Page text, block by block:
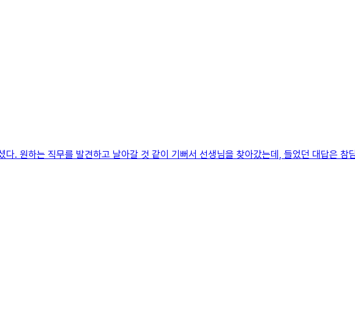
. 원하는 직무를 발견하고 날아갈 것 같이 기뻐서 선생님을 찾아갔는데, 들었던 대답은 참